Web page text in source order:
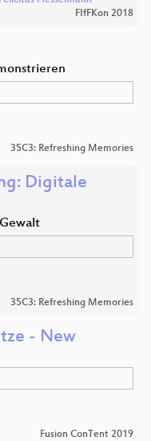
FIfFKon 2018
35C3: Refreshing Memories
Digitale
35C3: Refreshing Memories
- New
Fusion ConTent 2019